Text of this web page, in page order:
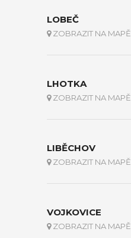
LOBEČ
ZOBRAZIT NA MAPĚ
LHOTKA
ZOBRAZIT NA MAPĚ
LIBĚCHOV
ZOBRAZIT NA MAPĚ
VOJKOVICE
ZOBRAZIT NA MAPĚ